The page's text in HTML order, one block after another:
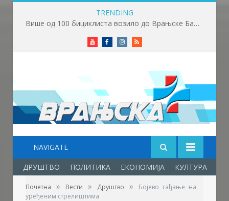
TRENDING
Више од 100 бициклиста возило до Врањске Бање
YoutubeFacebookInstagram
RSS
NAVIGATE
ДРУШТВО ПОЛИТИКА ЕКОНОМИЈА КУЛТУРА
Почетна » Вести » Друштво »
Бојево гађање на
уређеним стрелиштима